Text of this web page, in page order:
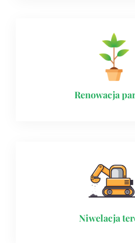
Renowacja
Niwelacja